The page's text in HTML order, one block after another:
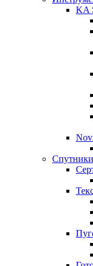
KA
Спутники